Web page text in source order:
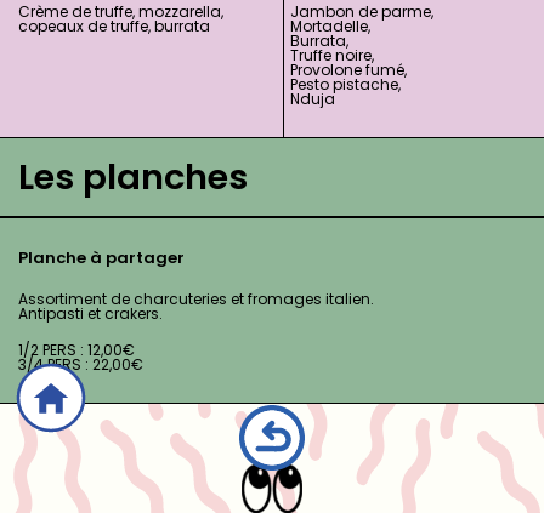
Crème de truffe, mozzarella,
copeaux de truffe, burrata
Jambon de parme,
Mortadelle,
Burrata,
Truffe noire,
Provolone fumé,
Pesto pistache,
Nduja
Les planches
Planche à partager
Assortiment de charcuteries et fromages italien.
Antipasti et crakers.
1/2 PERS : 12,00€
3/4 PERS : 22,00€